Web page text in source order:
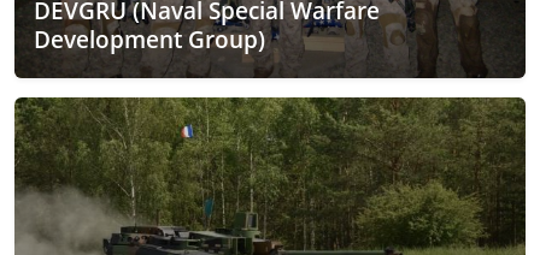
DEVGRU (Naval Special Warfare
Development Group)